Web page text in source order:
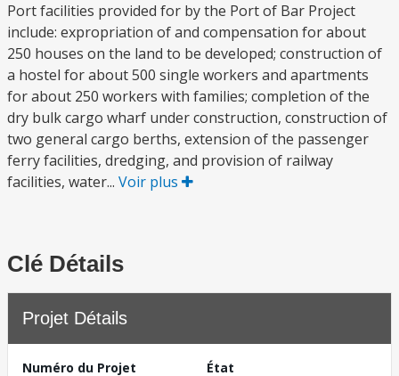
Port facilities provided for by the Port of Bar Project
include: expropriation of and compensation for about
250 houses on the land to be developed; construction of
a hostel for about 500 single workers and apartments
for about 250 workers with families; completion of the
dry bulk cargo wharf under construction, construction of
two general cargo berths, extension of the passenger
ferry facilities, dredging, and provision of railway
facilities, water... Voir plus
Clé Détails
Projet Détails
Numéro du Projet
État